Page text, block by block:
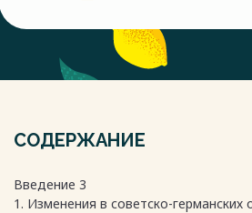
СОДЕРЖАНИЕ
Введение 3
1. Изменения в советско-германских